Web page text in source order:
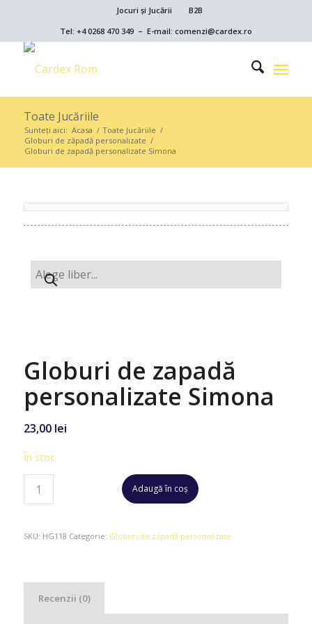
Jocuri și Jucării
B2B
Tel: +4 0268 470 349 – E-mail: comenzi@cardex.ro
Toate Jucăriile
Sunteți aici: Acasa / Toate Jucăriile /
Globuri de zăpadă personalizate /
Globuri de zapadă personalizate Simona
Globuri de zapadă
personalizate Simona
23,00 lei
În stoc
Adaugă în coș
SKU: HG118 Categorie: Globuri de zăpadă personalizate
Recenzii (0)